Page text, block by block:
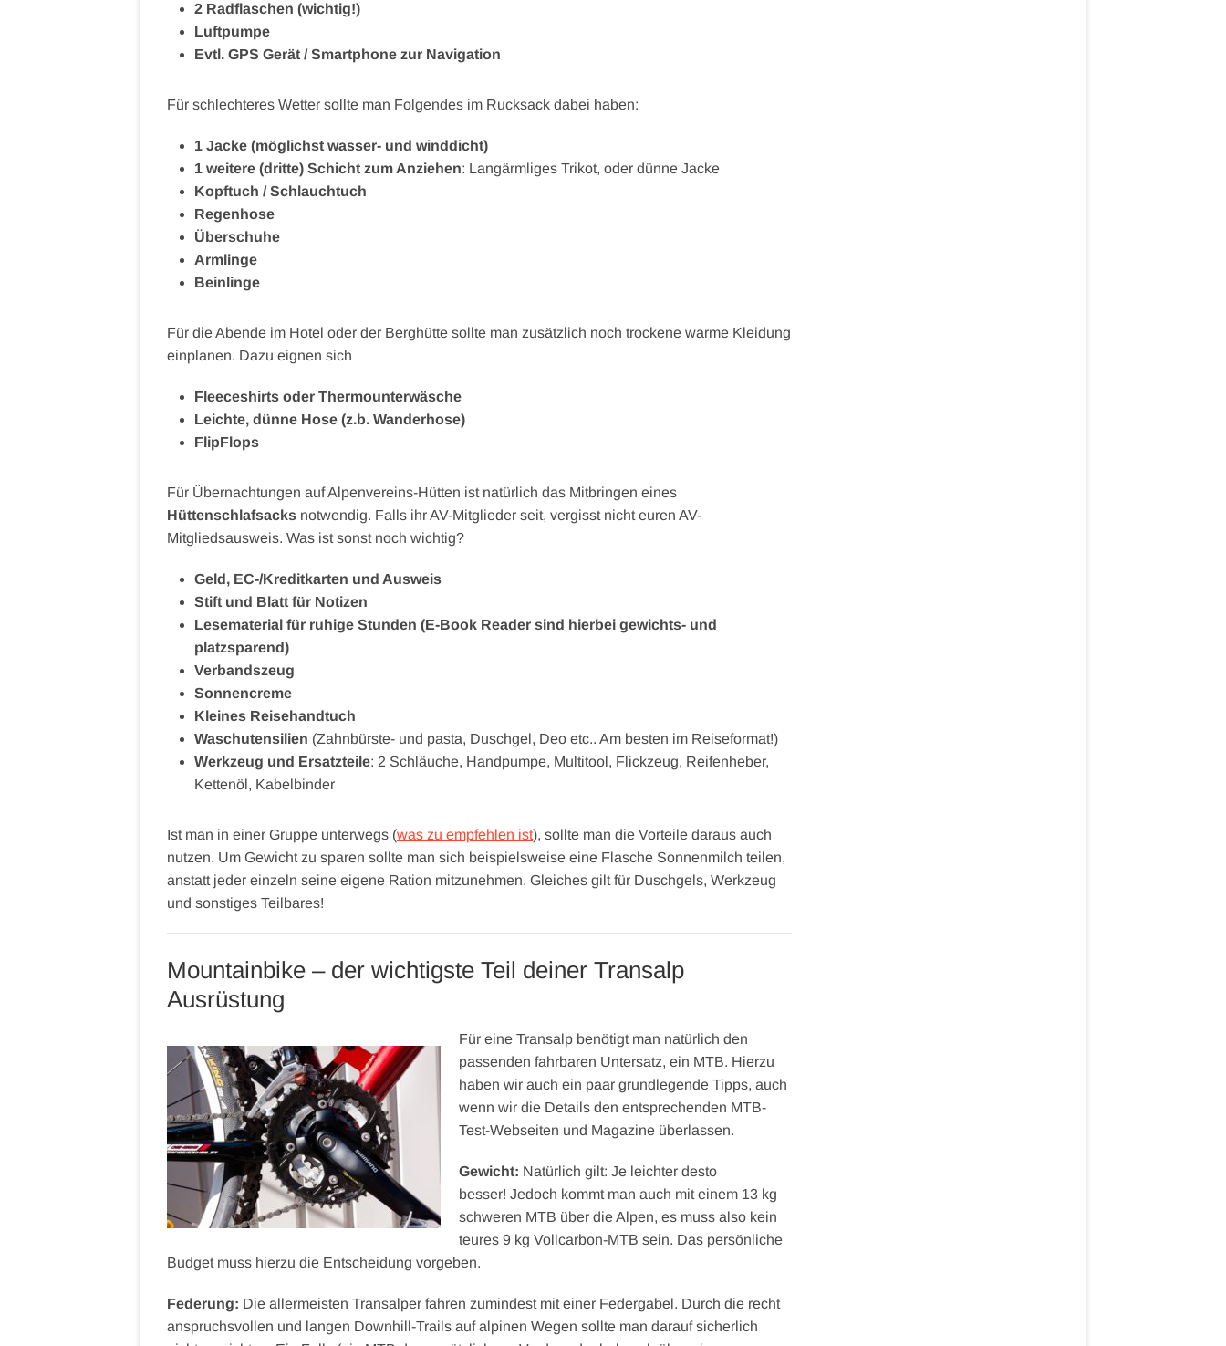
2 Radflaschen (wichtig!)
Luftpumpe
Evtl. GPS Gerät / Smartphone zur Navigation
Für schlechteres Wetter sollte man Folgendes im Rucksack dabei haben:
1 Jacke (möglichst wasser- und winddicht)
1 weitere (dritte) Schicht zum Anziehen: Langärmliges Trikot, oder dünne Jacke
Kopftuch / Schlauchtuch
Regenhose
Überschuhe
Armlinge
Beinlinge
Für die Abende im Hotel oder der Berghütte sollte man zusätzlich noch trockene warme Kleidung
einplanen. Dazu eignen sich
Fleeceshirts oder Thermounterwäsche
Leichte, dünne Hose (z.b. Wanderhose)
FlipFlops
Für Übernachtungen auf Alpenvereins-Hütten ist natürlich das Mitbringen eines
Hüttenschlafsacks notwendig. Falls ihr AV-Mitglieder seit, vergisst nicht euren AV-
Mitgliedsausweis. Was ist sonst noch wichtig?
Geld, EC-/Kreditkarten und Ausweis
Stift und Blatt für Notizen
Lesematerial für ruhige Stunden (E-Book Reader sind hierbei gewichts- und
platzsparend)
Verbandszeug
Sonnencreme
Kleines Reisehandtuch
Waschutensilien (Zahnbürste- und pasta, Duschgel, Deo etc.. Am besten im Reiseformat!)
Werkzeug und Ersatzteile: 2 Schläuche, Handpumpe, Multitool, Flickzeug, Reifenheber,
Kettenöl, Kabelbinder
Ist man in einer Gruppe unterwegs (was zu empfehlen ist), sollte man die Vorteile daraus auch
nutzen. Um Gewicht zu sparen sollte man sich beispielsweise eine Flasche Sonnenmilch teilen,
anstatt jeder einzeln seine eigene Ration mitzunehmen. Gleiches gilt für Duschgels, Werkzeug
und sonstiges Teilbares!
Mountainbike – der wichtigste Teil deiner Transalp
Ausrüstung
Für eine Transalp benötigt man natürlich den
passenden fahrbaren Untersatz, ein MTB. Hierzu
haben wir auch ein paar grundlegende Tipps, auch
wenn wir die Details den entsprechenden MTB-
Test-Webseiten und Magazine überlassen.
Gewicht: Natürlich gilt: Je leichter desto
besser! Jedoch kommt man auch mit einem 13 kg
schweren MTB über die Alpen, es muss also kein
teures 9 kg Vollcarbon-MTB sein. Das persönliche
Budget muss hierzu die Entscheidung vorgeben.
Federung: Die allermeisten Transalper fahren zumindest mit einer Federgabel. Durch die recht
anspruchsvollen und langen Downhill-Trails auf alpinen Wegen sollte man darauf sicherlich